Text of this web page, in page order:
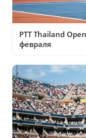
PTT Thailand
февраля